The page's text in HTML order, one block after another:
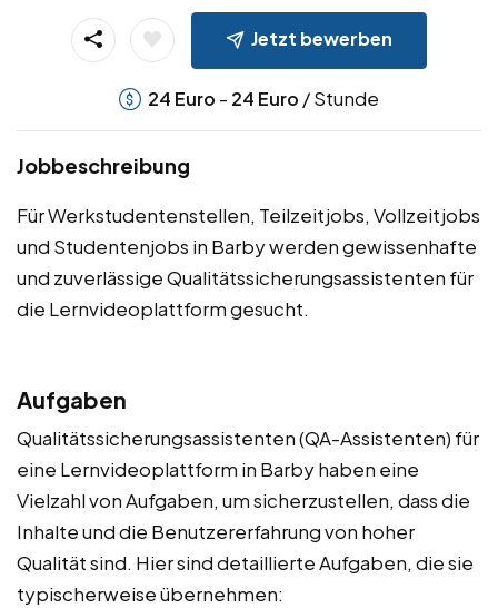
Jetzt bewerben
24 Euro - 24 Euro / Stunde
Jobbeschreibung
Für Werkstudentenstellen, Teilzeitjobs, Vollzeitjobs
und Studentenjobs in Barby werden gewissenhafte
und zuverlässige Qualitätssicherungsassistenten für
die Lernvideoplattform gesucht.
Aufgaben
Qualitätssicherungsassistenten (QA-Assistenten) für
eine Lernvideoplattform in Barby haben eine
Vielzahl von Aufgaben, um sicherzustellen, dass die
Inhalte und die Benutzererfahrung von hoher
Qualität sind. Hier sind detaillierte Aufgaben, die sie
typischerweise übernehmen: